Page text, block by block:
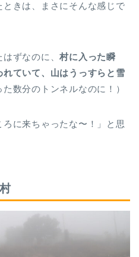
きは、まさにそんな感じで
はずなのに、村に入った瞬
ていて、山はうっすらと雪
た数分のトンネルなのに！）
ろに来ちゃったな〜！」と思